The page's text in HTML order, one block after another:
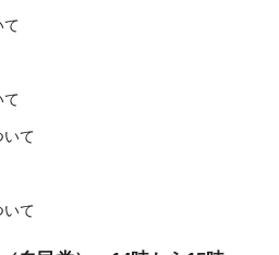
て
て
いて
いて